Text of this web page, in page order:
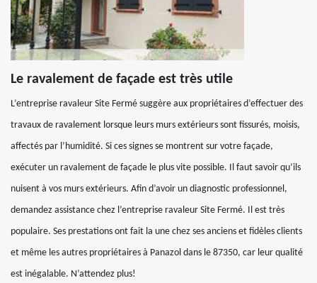
Le ravalement de façade est très utile
L’entreprise ravaleur Site Fermé suggère aux propriétaires d’effectuer des
travaux de ravalement lorsque leurs murs extérieurs sont fissurés, moisis,
affectés par l’humidité. Si ces signes se montrent sur votre façade,
exécuter un ravalement de façade le plus vite possible. Il faut savoir qu’ils
nuisent à vos murs extérieurs. Afin d’avoir un diagnostic professionnel,
demandez assistance chez l’entreprise ravaleur Site Fermé. Il est très
populaire. Ses prestations ont fait la une chez ses anciens et fidèles clients
et même les autres propriétaires à Panazol dans le 87350, car leur qualité
est inégalable. N’attendez plus!